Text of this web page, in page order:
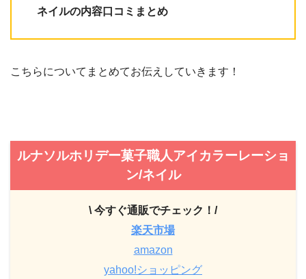
ネイルの内容口コミまとめ
こちらについてまとめてお伝えしていきます！
ルナソルホリデー菓子職人アイカラーレーショ
ン/ネイル
\ 今すぐ通販でチェック！/
楽天市場
amazon
yahoo!ショッピング